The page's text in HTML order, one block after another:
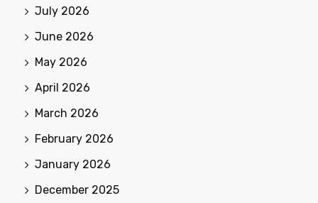
July 2026
June 2026
May 2026
April 2026
March 2026
February 2026
January 2026
December 2025